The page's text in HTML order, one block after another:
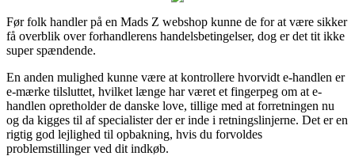
Før folk handler på en Mads Z webshop kunne de for at være sikker
få overblik over forhandlerens handelsbetingelser, dog er det tit ikke
super spændende.
En anden mulighed kunne være at kontrollere hvorvidt e-handlen er
e-mærke tilsluttet, hvilket længe har været et fingerpeg om at e-
handlen opretholder de danske love, tillige med at forretningen nu
og da kigges til af specialister der er inde i retningslinjerne. Det er en
rigtig god lejlighed til opbakning, hvis du forvoldes
problemstillinger ved dit indkøb.